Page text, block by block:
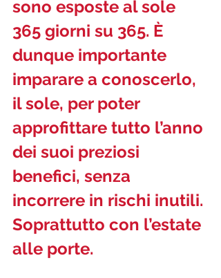
sono esposte al sole
365 giorni su 365. È
dunque importante
imparare a conoscerlo,
il sole, per poter
approfittare tutto l’anno
dei suoi preziosi
benefici, senza
incorrere in rischi inutili.
Soprattutto con l’estate
alle porte.